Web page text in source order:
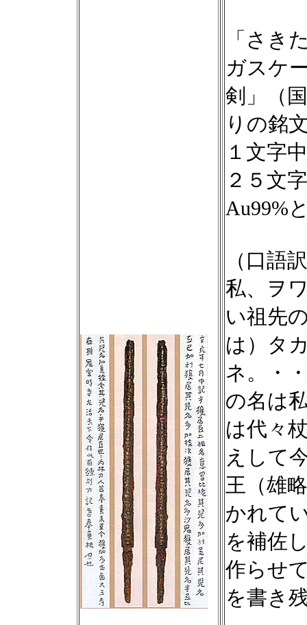
「さき
ガスケ
剣」（
りの銘
１文字
２５文
Au99%
（口語
私、ヲ
い祖先
は）タ
ネ。・
の名は
は代々
えして
王（雄
かれて
を補佐
作らせ
を書き